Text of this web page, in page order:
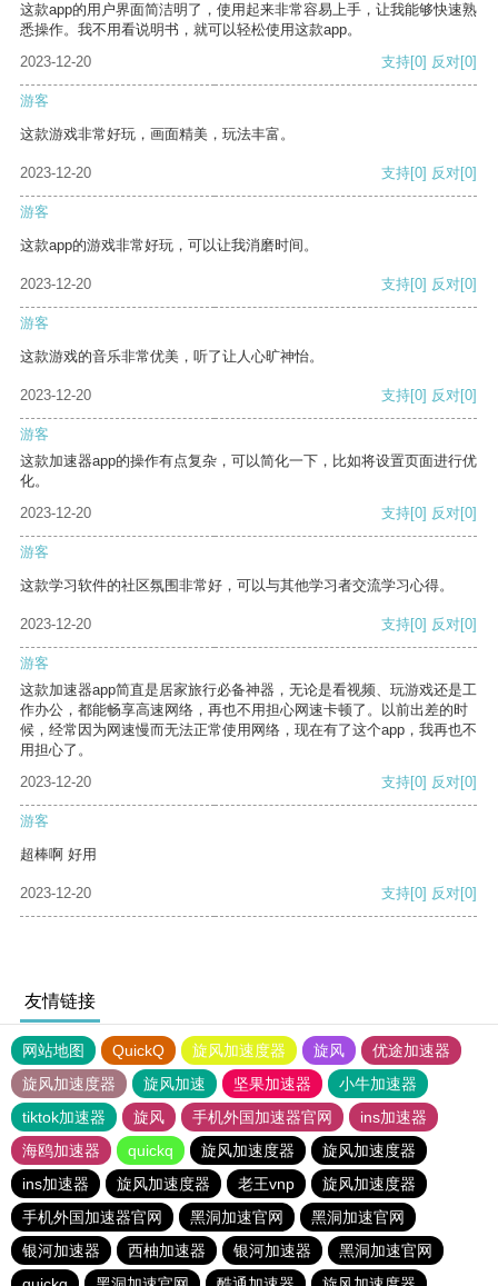
这款app的用户界面简洁明了，使用起来非常容易上手，让我能够快速熟
悉操作。我不用看说明书，就可以轻松使用这款app。
2023-12-20
支持[0] 反对[0]
游客
这款游戏非常好玩，画面精美，玩法丰富。
2023-12-20 支持[0] 反对[0]
游客
这款app的游戏非常好玩，可以让我消磨时间。
2023-12-20 支持[0] 反对[0]
游客
这款游戏的音乐非常优美，听了让人心旷神怡。
2023-12-20 支持[0] 反对[0]
游客
这款加速器app的操作有点复杂，可以简化一下，比如将设置页面进行优
化。
2023-12-20
支持[0] 反对[0]
游客
这款学习软件的社区氛围非常好，可以与其他学习者交流学习心得。
2023-12-20 支持[0] 反对[0]
游客
这款加速器app简直是居家旅行必备神器，无论是看视频、玩游戏还是工
作办公，都能畅享高速网络，再也不用担心网速卡顿了。以前出差的时
候，经常因为网速慢而无法正常使用网络，现在有了这个app，我再也不
用担心了。
2023-12-20
支持[0] 反对[0]
游客
超棒啊 好用
2023-12-20 支持[0] 反对[0]
友情链接
网站地图 QuickQ 旋风加速度器 旋风
优途加速器
旋风加速度器
旋风加速 坚果加速器
小牛加速器
tiktok加速器
旋风 手机外国加速器官网
ins加速器
海鸥加速器
quickq 旋风加速度器
旋风加速度器
ins加速器
旋风加速度器 老王vnp
旋风加速度器
手机外国加速器官网
黑洞加速官网
黑洞加速官网
银河加速器
西柚加速器 银河加速器
黑洞加速官网